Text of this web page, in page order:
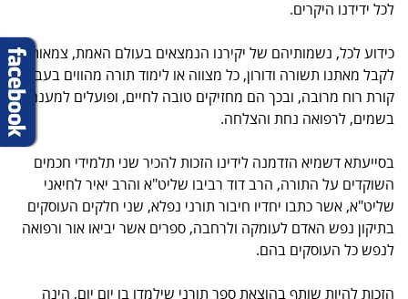
לכל ידידנו היקרים.
כידוע לכל, נשמותיהם של יקירנו הנמצאים בעולם האמת, צמאות
לקבל מאתנו תשורה ודורון, כל מצווה או לימוד תורה מהווים בעבורם
קורת רוח מרובה, ובכך הם מחזיקים טובה לחיים, ופועלים למענם
בשמים, לרפואה נחת והצלחה.
בסייעתא דשמיא הזדמנה לידינו הזכות להכיר שני תלמידי חכמים
השוקדים על התורה, הרב דוד רביבו שליט"א והרב יאיר לחיאני
שליט"א, אשר כתבו יחדיו חיבור תורני נפלא, שני חלקים העוסקים
בתיקון נפש האדם לעומקה ולרחבה, ספרים אשר יביאו אור ורפואה
לנפש כל העוסקים בהם.
הזכות להיות שותף בהוצאת ספר תורני שילמדו בו יום יום, הינה